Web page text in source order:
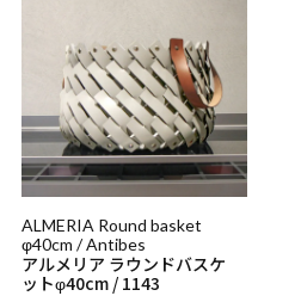
ALMERIA Round basket
φ40cm / Antibes
アルメリア ラウンドバスケ
ットφ40cm / 1143